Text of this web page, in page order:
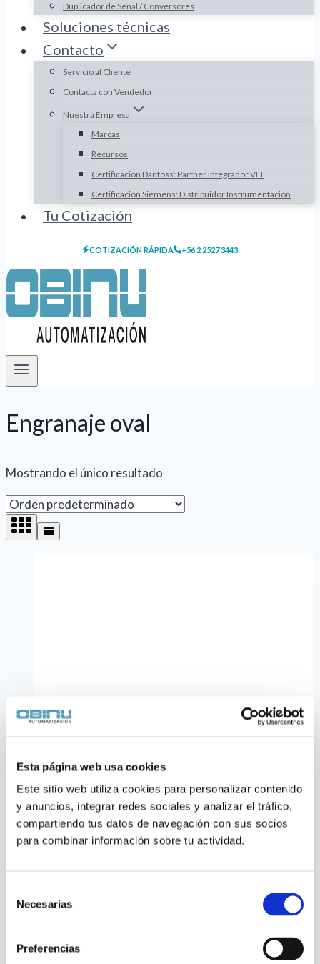
Esta página web usa cookies
Este sitio web utiliza cookies para personalizar contenido
y anuncios, integrar redes sociales y analizar el tráfico,
compartiendo tus datos de navegación con sus socios
para combinar información sobre tu actividad.
Necesarias
Preferencias
Duplicador de Señal / Conversores
Soluciones técnicas
Contacto
Servicio al Cliente
Contacta con Vendedor
Nuestra Empresa
Marcas
Recursos
Certificación Danfoss: Partner Integrador VLT
Certificación Siemens: Distribuidor Instrumentación
Tu Cotización
COTIZACIÓN RÁPIDA +56 2 2527 3443
Engranaje oval
Mostrando el único resultado
Medidor de Flujo
Magnético Siemens MAG
MAG 3100P
conductivos sin partes móviles ni obstruir el